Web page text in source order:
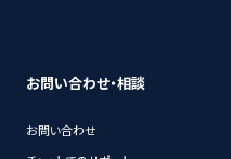
お問い合わせ・相談
お問い合わせ